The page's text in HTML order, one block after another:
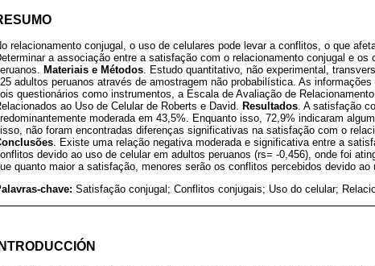
relacionamento conjugal, o uso de celulares pode levar a conflitos, o que
a associação entre a satisfação com o relacionamento conjugal e
Materiais e Métodos. Estudo quantitativo, não experimental,
adultos peruanos através de amostragem não probabilística. As
questionários como instrumentos, a Escala de Avaliação de
ao Uso de Celular de Roberts e David. Resultados. A satisfação
moderada em 43,5%. Enquanto isso, 72,9% indicaram
não foram encontradas diferenças significativas na satisfação com o
. Existe uma relação negativa moderada e significativa entre a
devido ao uso de celular em adultos peruanos (rs= -0,456), onde foi
quanto maior a satisfação, menores serão os conflitos percebidos devido ao
chave: Satisfação conjugal; Conflitos conjugais; Uso do celular;